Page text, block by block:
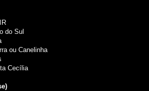
do Sul
ou Canelinha
Cecília